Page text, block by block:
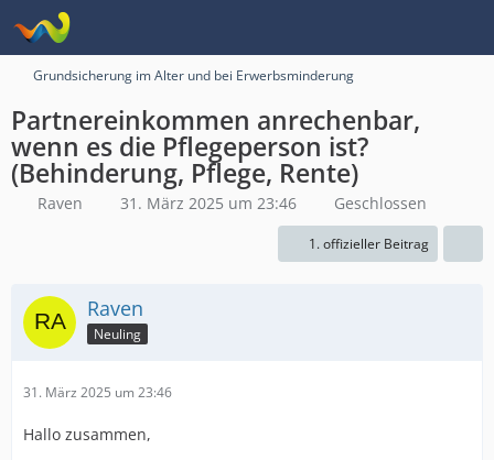
Grundsicherung im Alter und bei Erwerbsminderung
Partnereinkommen anrechenbar,
wenn es die Pflegeperson ist?
(Behinderung, Pflege, Rente)
Raven 31. März 2025 um 23:46 Geschlossen
1. offizieller Beitrag
Raven
Neuling
31. März 2025 um 23:46
Hallo zusammen,